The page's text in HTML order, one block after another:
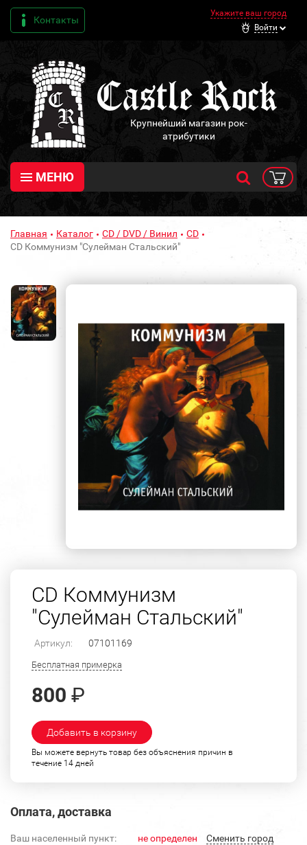
Контакты
Укажите ваш город
Войти
Крупнейший магазин рок-
атрибутики
МЕНЮ
Главная Каталог CD / DVD / Винил
CD
CD Коммунизм "Сулейман Стальский"
CD Коммунизм
"Сулейман Стальский"
Артикул: 07101169
Бесплатная примерка
800 ₽
Добавить в корзину
Вы можете вернуть товар без объяснения причин в
течение 14 дней
Оплата, доставка
Ваш населенный пункт: не определен Cменить город